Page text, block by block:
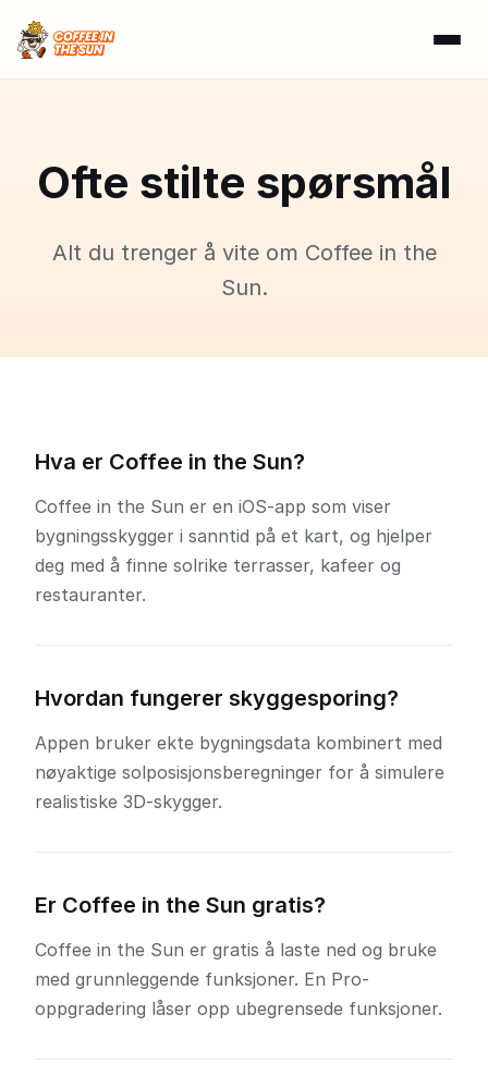
Ofte stilte spørsmål
Alt du trenger å vite om Coffee in the
Sun.
Hva er Coffee in the Sun?
Coffee in the Sun er en iOS-app som viser
bygningsskygger i sanntid på et kart, og hjelper
deg med å finne solrike terrasser, kafeer og
restauranter.
Hvordan fungerer skyggesporing?
Appen bruker ekte bygningsdata kombinert med
nøyaktige solposisjonsberegninger for å simulere
realistiske 3D-skygger.
Er Coffee in the Sun gratis?
Coffee in the Sun er gratis å laste ned og bruke
med grunnleggende funksjoner. En Pro-
oppgradering låser opp ubegrensede funksjoner.